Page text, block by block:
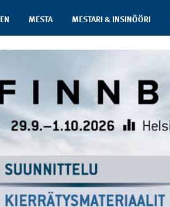
MESTA MESTARI & INSINÖÖRI